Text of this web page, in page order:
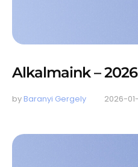
Alkalmaink –
by Baranyi Gergely 2026-